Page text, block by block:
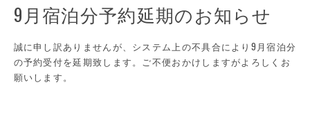
9月宿泊分予約延期のお知らせ
誠に申し訳ありませんが、システム上の不具合により9月宿泊分
の予約受付を延期致します。ご不便おかけしますがよろしくお
願いします。